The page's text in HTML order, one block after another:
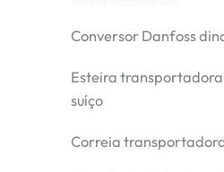
Conversor Danfoss
Esteira
suíço
Correia